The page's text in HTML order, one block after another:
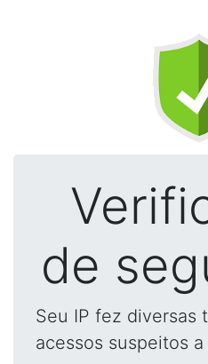
de
Seu IP fez diversas
acessos suspeitos